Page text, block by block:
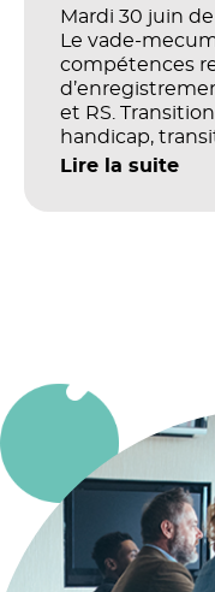
Mardi 30 juin de
Le vade-
compétences
et RS.
handicap,
impacts
Lire la suite